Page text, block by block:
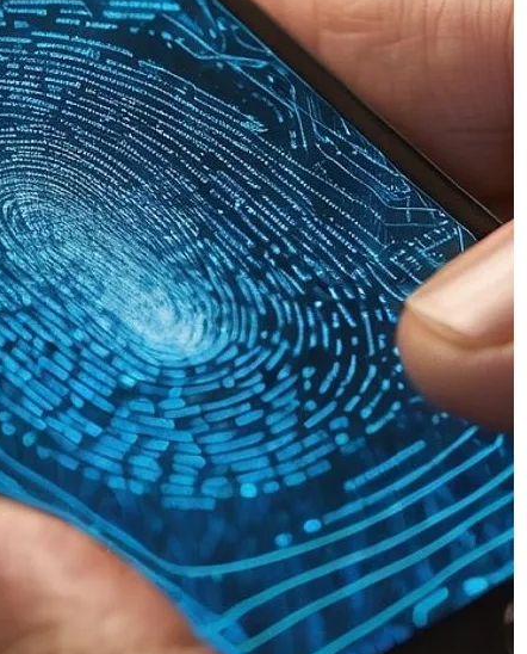
Need?
Sistemas biométricos: o que eu
realmente preciso ?
New Trends in Behavioral Biometrics
Novas Tendências em Biometria
Comportamental
False Positives and False Negatives:
Why Measuring Only Accuracy Is Not
Enough
Comentários
Biometria com Prova de Vida no Varejo
Digital - Biometria Digital e Prova de Vida
em São Paulo e CuritibaemPerdas por
Fricção na Biometria Facial no Varejo
Digital: Estatísticas, Impactos e Motivos
Henrique Sérgio Gutierrez da Costaem
Além da Lente: Como Deepfakes
Invadem a Câmera do Celular e Enganam
Sistemas Biométricos
Além da Lente: Como Deepfakes